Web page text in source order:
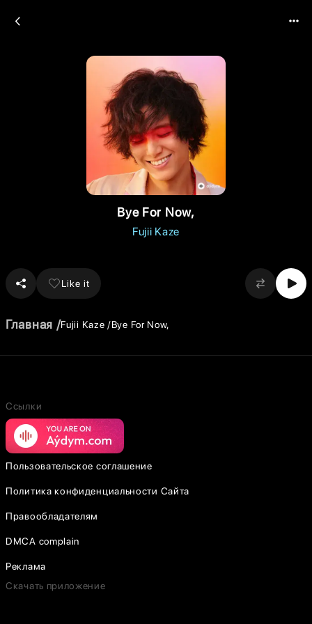
Bye For Now,
Fujii Kaze
Like it
Главная Fujii Kaze Bye For Now,
Ссылки
Пользовательское соглашение
Политика конфиденциальности Сайта
Правообладателям
DMCA complain
Реклама
Скачать приложение